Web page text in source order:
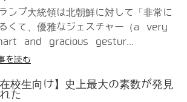
ンプ大統領は北朝鮮に対して「非常に
くて、優雅なジェスチャー（a very
and gracious gestur...
を読む
在校生向け】史上最大の素数が発見
た